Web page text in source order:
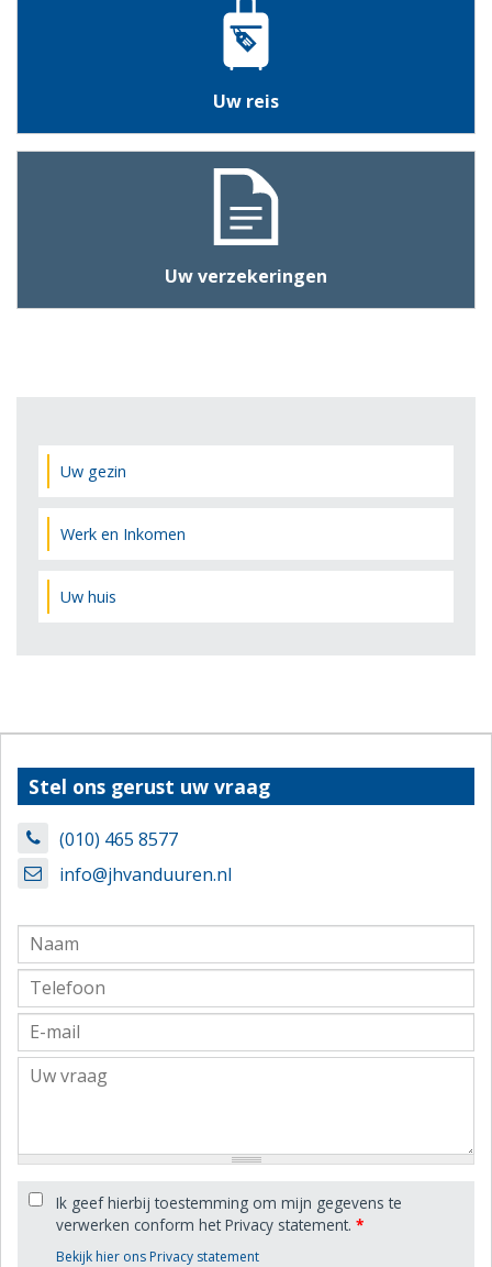
Uw reis
Uw verzekeringen
Uw gezin
Werk en Inkomen
Uw huis
Stel ons gerust uw vraag
(010) 465 8577
info@jhvanduuren.nl
Ik geef hierbij toestemming om mijn gegevens te
verwerken conform het Privacy statement. *
Bekijk hier ons Privacy statement